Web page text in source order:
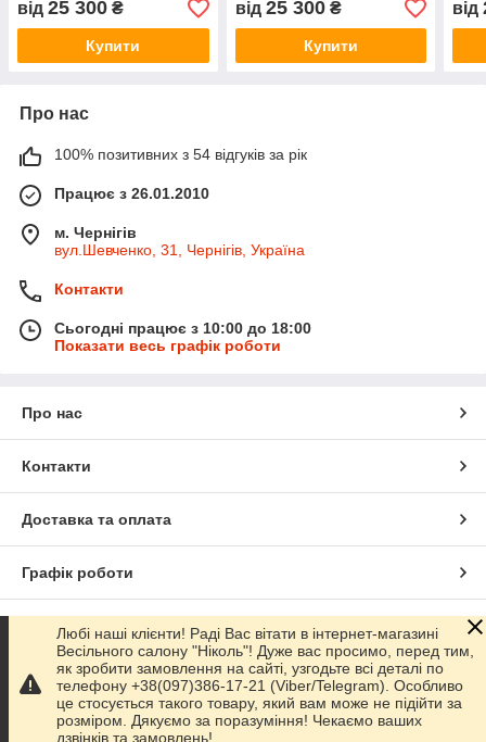
від 25 300 ₴
Купити
від 25 300₴
Купити
від
Про нас
100% позитивних з 54 відгуків за рік
Працює з 26.01.2010
м. Чернігів
вул.Шевченко, 31, Чернігів, Україна
Контакти
Сьогодні працює з 10:00 до 18:00
Показати весь графік роботи
Про нас
Контакти
Доставка та оплата
Графік роботи
Повна версія сайту
Сайт створено на маркетплейсіProm.ua
Політика конфіденційності
Любі наші клієнти! Раді Вас вітати в інтернет-магазині
Весільного салону "Ніколь"! Дуже вас просимо, перед тим,
як зробити замовлення на сайті, узгодьте всі деталі по
телефону +38(097)386-17-21 (Viber/Telegram). Особливо
це стосується такого товару, який вам може не підійти за
розміром. Дякуємо за поразуміння! Чекаємо ваших
дзвінків та замовлень!